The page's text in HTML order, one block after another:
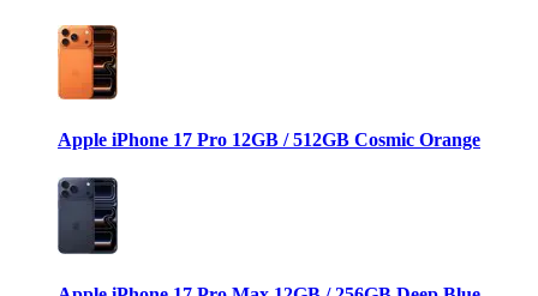
Apple iPhone 17 Pro 12GB / 512GB Cosmic Orange